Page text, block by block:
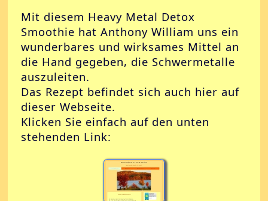
Mit diesem Heavy Metal Detox
Smoothie hat Anthony William uns ein
wunderbares und wirksames Mittel an
die Hand gegeben, die Schwermetalle
auszuleiten.
Das Rezept befindet sich auch hier auf
dieser Webseite.
Klicken Sie einfach auf den unten
stehenden Link: